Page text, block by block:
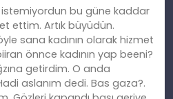
bu güne kaddar
ettim. Artık büyüdün.
sana kadının olarak hizmet
önnce kadının yap beeni?
getirdim. O anda
aslanım dedi. Bas gaza?.